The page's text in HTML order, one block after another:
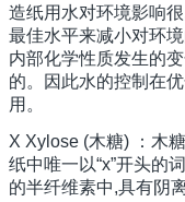
造纸用水对环境影响
最佳水平来减小对环
内部化学性质发生的
的。因此水的控制在
用。
X Xylose (木糖) ：木
纸中唯一以“x”开头的
的半纤维素中,具有阴